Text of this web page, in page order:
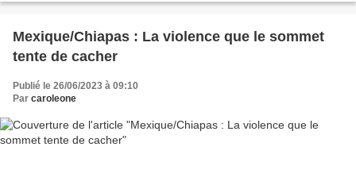
Mexique/Chiapas : La violence que le sommet
tente de cacher
Publié le 26/06/2023 à 09:10
Par caroleone